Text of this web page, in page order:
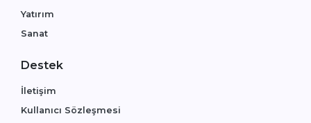
Yatırım
Sanat
Destek
İletişim
Kullanıcı Sözleşmesi